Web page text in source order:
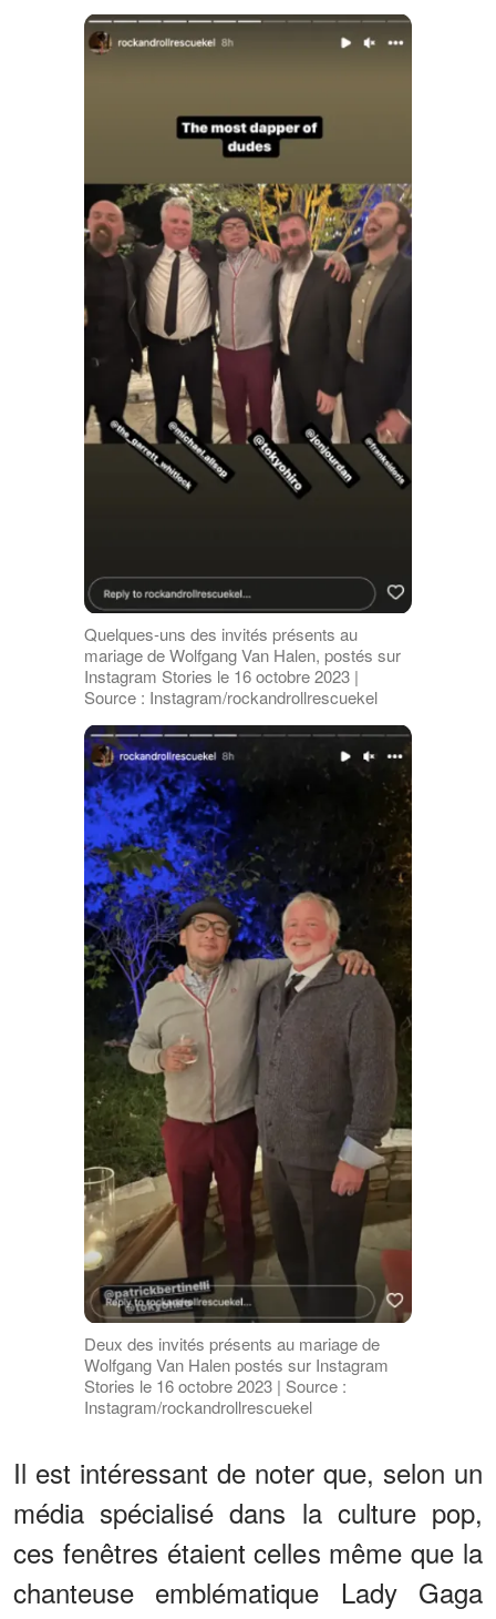
Quelques-uns des invités présents au
mariage de Wolfgang Van Halen, postés sur
Instagram Stories le 16 octobre 2023 |
Source : Instagram/rockandrollrescuekel
Deux des invités présents au mariage de
Wolfgang Van Halen postés sur Instagram
Stories le 16 octobre 2023 | Source :
Instagram/rockandrollrescuekel
Il est intéressant de noter que, selon un
média spécialisé dans la culture pop,
ces fenêtres étaient celles même que la
chanteuse emblématique Lady Gaga